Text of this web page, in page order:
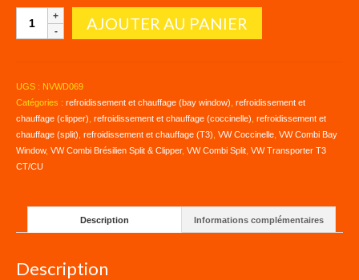
quantité
CHAUFFAGE
COMBI
AJOUTER AU PANIER
UGS : NVWD069
Catégories : refroidissement et chauffage (bay window) refroidissement et
chauffage (clipper) refroidissement et chauffage (coccinelle) refroidissement et
chauffage (split) refroidissement et chauffage (T3) VW Coccinelle VW Combi Bay
Window, VW Combi Brésilien Split & Clipper, VW Combi Split VW Transporter T3
CT/CU
Description Informations complémentaires
Description